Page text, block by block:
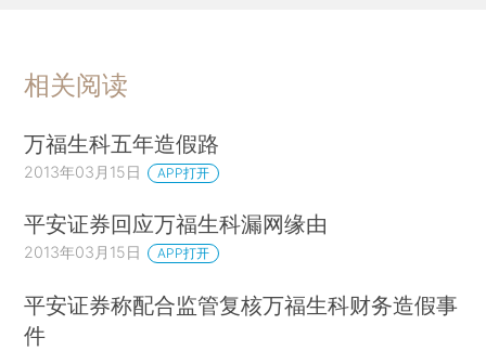
相关阅读
万福生科五年造假路
2013年03月15日 APP打开
平安证券回应万福生科漏网缘由
2013年03月15日 APP打开
平安证券称配合监管复核万福生科财务造假事
件